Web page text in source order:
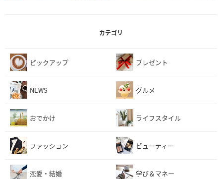
カテゴリ
ピックアップ プレゼント
NEWS グルメ
おでかけ ライフスタイル
ファッション ビューティー
恋愛・結婚 学び＆マネー